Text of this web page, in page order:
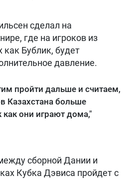
сделал на
где на игроков из
как Бублик, будет
давление.
пройти дальше и считаем,
Казахстана больше
как они играют дома,"
сборной Дании и
Кубка Дэвиса пройдет с